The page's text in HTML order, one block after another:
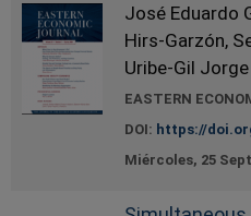
José Eduardo
Hirs-Garzón,
Uribe-Gil
EASTERN
DOI: https://
Miércoles, 25